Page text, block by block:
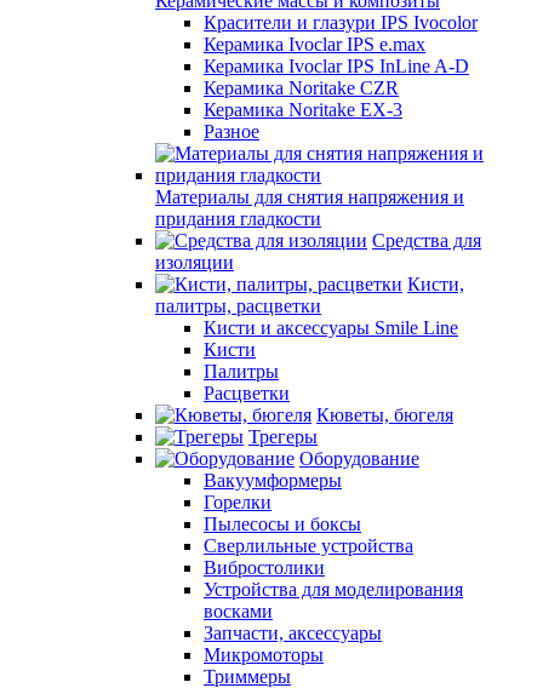
Красители и глазури IPS Ivocolor
Керамика Ivoclar IPS e.max
Керамика Ivoclar IPS InLine A-D
Керамика Noritake CZR
Керамика Noritake EX-3
Разное
Материалы для снятия напряжения и
придания гладкости
Средства для
изоляции
Кисти,
палитры, расцветки
Кисти и аксессуары Smile Line
Кисти
Палитры
Расцветки
Кюветы, бюгеля
Трегеры
Оборудование
Вакуумформеры
Горелки
Пылесосы и боксы
Сверлильные устройства
Вибростолики
Устройства для моделирования
восками
Запчасти, аксессуары
Микромоторы
Триммеры